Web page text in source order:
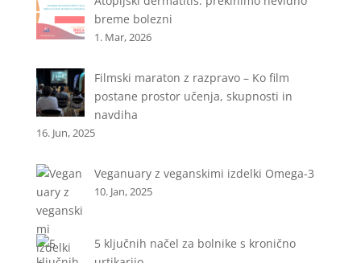
breme bolezni
1. Mar, 2026
Filmski maraton z razpravo – Ko film
postane prostor učenja, skupnosti in
navdiha
16. Jun, 2025
Veganuary z veganskimi izdelki Omega-3
10. Jan, 2025
5 ključnih načel za bolnike s kronično